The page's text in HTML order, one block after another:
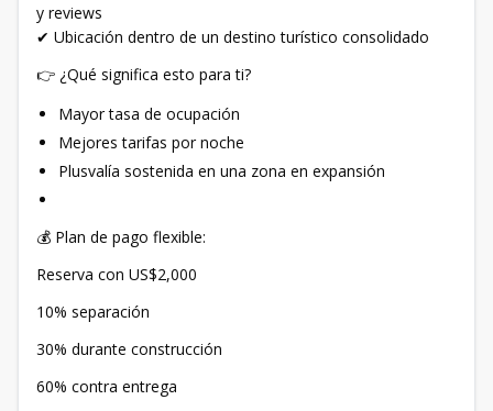
y reviews
✔ Ubicación dentro de un destino turístico consolidado
👉 ¿Qué significa esto para ti?
Mayor tasa de ocupación
Mejores tarifas por noche
Plusvalía sostenida en una zona en expansión
💰 Plan de pago flexible:
Reserva con US$2,000
10% separación
30% durante construcción
60% contra entrega